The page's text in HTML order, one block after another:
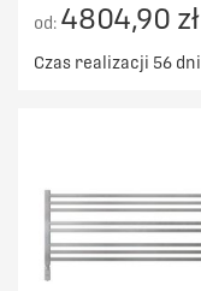
od: 4804,90 zł
Czas realizacji 56 dni